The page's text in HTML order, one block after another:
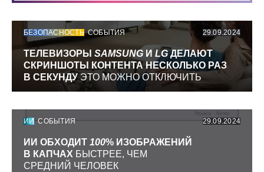
БЕЗОПАСНОСТЬ СОБЫТИЯ 29.09.2024
ТЕЛЕВИЗОРЫ SAMSUNG И LGДЕЛАЮТ
СКРИНШОТЫ КОНТЕНТА НЕСКОЛЬКО РАЗ
В СЕКУНДУЭТО МОЖНО ОТКЛЮЧИТЬ
ИИ СОБЫТИЯ 29.09.2024
ИИ ОБХОДИТ 100% ИЗОБРАЖЕНИЙ
В КАПЧАХ БЫСТРЕЕ, ЧЕМ
СРЕДНИЙ ЧЕЛОВЕК